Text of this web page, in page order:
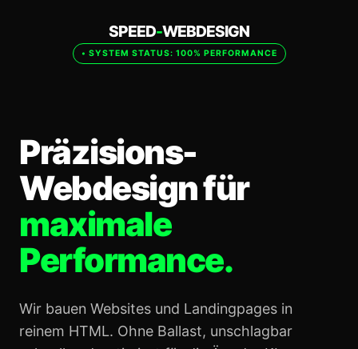
SPEED-WEBDESIGN
• SYSTEM STATUS: 100% PERFORMANCE
Präzisions-
Webdesign für
maximale
Performance.
Wir bauen Websites und Landingpages in
reinem HTML. Ohne Ballast, unschlagbar